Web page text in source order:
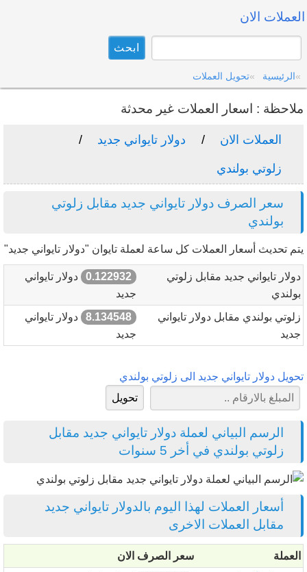
العملات الان
الرئيسية تحويل العملات
ملاحظة : اسعار العملات غير محدثة
العملات الان دولار تايواني جديد
زلوتي بولندي
سعر الصرف دولار تايواني جديد مقابل زلوتي
بولندي
يتم تحديث أسعار العملات كل ساعة لعملة تايوان "دولار تايواني جديد"
دولار تايواني جديد مقابل زلوتي
بولندي
0.122932
دولار تايواني
جديد
زلوتي بولندي مقابل دولار تايواني
جديد
8.134548
دولار تايواني
جديد
تحويل دولار تايواني جديد الى زلوتي بولندي
الرسم البياني لعملة دولار تايواني جديد مقابل
زلوتي بولندي في أخر 5 سنوات
أسعار العملات لهذا اليوم بالدولار تايواني جديد
مقابل العملات الاخرى
العملة
سعر الصرف الان